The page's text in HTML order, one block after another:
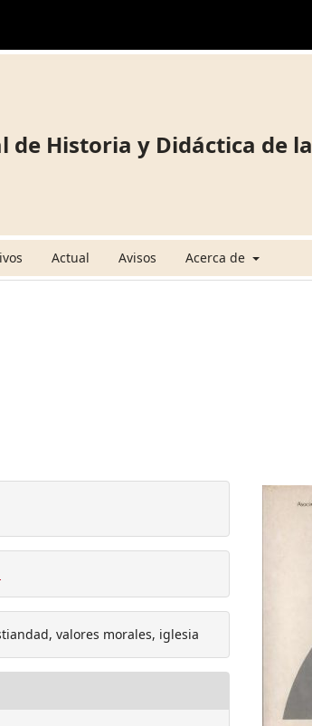
de Historia y Didáctica de
Actual Avisos Acerca de
valores morales, iglesia